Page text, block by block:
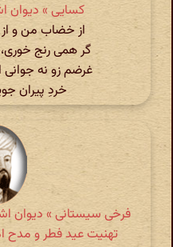
کسایی » دیوان
از خضاب من و
گر همی رنج
غرضم زو نه
خردِ پیران
تهنیت عید فطر و مدح